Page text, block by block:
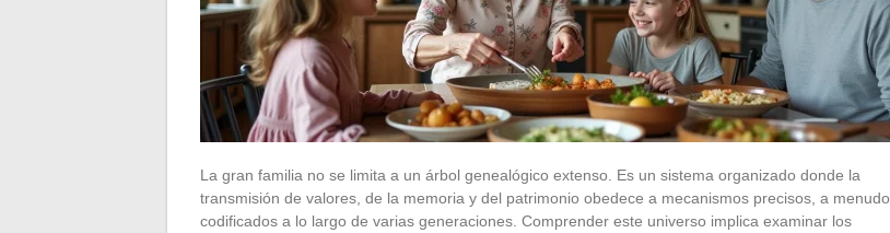
La gran familia no se limita a un árbol genealógico extenso. Es un sistema organizado donde la
transmisión de valores, de la memoria y del patrimonio obedece a mecanismos precisos, a menudo
codificados a lo largo de varias generaciones. Comprender este universo implica examinar los